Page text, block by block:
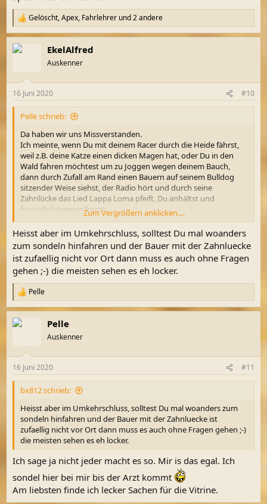
R
e
a
k
e
n
Gelöscht,Apex, Fahrlehrer und 2 andere
EkelAlfred
Auskenner
16 Juni 2020 #10
Pelle schrieb:
Da haben wir uns Missverstanden.
Ich meinte, wenn Du mit deinem Racer durch die Heide fährst,
weil z.B. deine Katze einen dicken Magen hat, oder Du in den
Wald fahren möchtest um zu Joggen wegen deinem Bauch,
dann durch Zufall am Rand einen Bauern auf seinem Bulldog
sitzender Weise siehst, der Radio hört und durch seine
Zahnlücke das Lied Lappa Loma pfeift, Du anhältst und
freundlicherweise fragst.
Das andere wäre zwar möglich aber in meinen Augen Quatsch.
In diesem Sinne allzeit gut Fund.
Zum Vergrößern anklicken....
Heisst aber im Umkehrschluss, solltest Du mal woanders
zum sondeln hinfahren und der Bauer mit der Zahnluecke
ist zufaellig nicht vor Ort dann muss es auch ohne Fragen
gehen ;-) die meisten sehen es eh locker.
R
e
a
k
e
n
Pelle
Pelle
Auskenner
16 Juni 2020 #11
bx812 schrieb:
Heisst aber im Umkehrschluss, solltest Du mal woanders zum
sondeln hinfahren und der Bauer mit der Zahnluecke ist
zufaellig nicht vor Ort dann muss es auch ohne Fragen gehen ;-)
die meisten sehen es eh locker.
Ich sage ja nicht jeder macht es so. Mir is das egal. Ich
sondel hier bei mir bis der Arzt kommt
Am liebsten finde ich lecker Sachen für die Vitrine.